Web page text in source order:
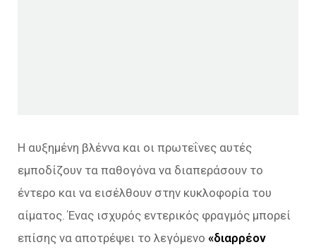
Η αυξημένη βλέννα και οι πρωτεΐνες αυτές
εμποδίζουν τα παθογόνα να διαπεράσουν το
έντερο και να εισέλθουν στην κυκλοφορία του
αίματος. Ένας ισχυρός εντερικός φραγμός μπορεί
επίσης να αποτρέψει το λεγόμενο «διαρρέον